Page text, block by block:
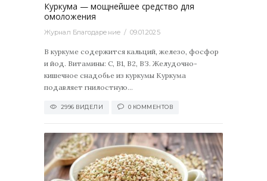
Куркума — мощнейшее средство для
омоложения
Журнал Благодарение 09.01.2025
В куркуме содержится кальций, железо, фосфор
и йод. Витамины: С, В1, В2, ВЗ. Желудочно-
кишечное снадобье из куркумы Куркума
подавляет гнилостную...
2996 ВИДЕЛИ 0 КОММЕНТОВ